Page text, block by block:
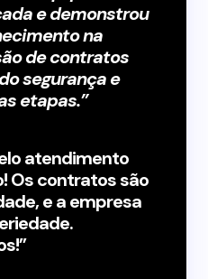
e demonstrou
na
de contratos
segurança e
etapas.”
atendimento
Os contratos são
e a empresa